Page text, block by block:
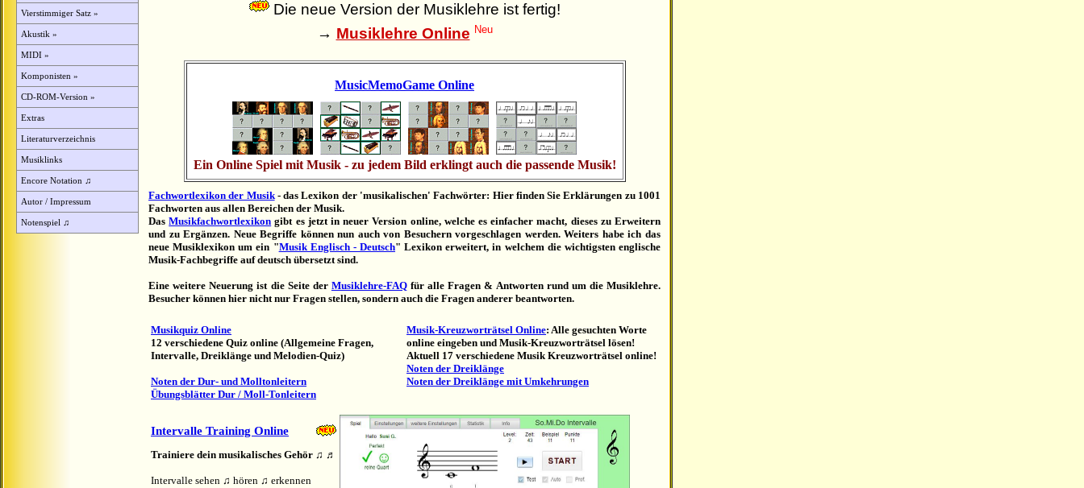
Vierstimmiger Satz »
Akustik »
MIDI »
Komponisten »
CD-ROM-Version »
Extras
Literaturverzeichnis
Musiklinks
Encore Notation ♫
Autor / Impressum
Notenspiel ♫
Die neue Version der Musiklehre ist fertig!
→ Musiklehre Online Neu
MusicMemoGame Online
Ein Online Spiel mit Musik - zu jedem Bild erklingt auch die passende Musik!
Fachwortlexikon der Musik- das Lexikon der 'musikalischen' Fachwörter: Hier finden Sie Erklärungen zu 1001
Fachworten aus allen Bereichen der Musik.
DasMusikfachwortlexikon gibt es jetzt in neuer Version online, welche es einfacher macht, dieses zu Erweitern
und zu Ergänzen. Neue Begriffe können nun auch von Besuchern vorgeschlagen werden. Weiters habe ich das
neue Musiklexikon um ein "Musik Englisch - Deutsch" Lexikon erweitert, in welchem die wichtigsten englische
Musik-Fachbegriffe auf deutsch übersetzt sind.
Eine weitere Neuerung ist die Seite der Musiklehre-FAQfür alle Fragen & Antworten rund um die Musiklehre.
Besucher können hier nicht nur Fragen stellen, sondern auch die Fragen anderer beantworten.
Musikquiz Online
12 verschiedene Quiz online (Allgemeine Fragen,
Intervalle, Dreiklänge und Melodien-Quiz)
Noten der Dur- und Molltonleitern
Übungsblätter Dur / Moll-Tonleitern
Musik-Kreuzworträtsel Online: Alle gesuchten Worte
online eingeben und Musik-Kreuzworträtsel lösen!
Aktuell 17 verschiedene Musik Kreuzworträtsel online!
Noten der Dreiklänge
Noten der Dreiklänge mit Umkehrungen
Intervalle Training Online
Trainiere dein musikalisches Gehör ♫ ♬
Intervalle sehen ♫ hören ♫ erkennen